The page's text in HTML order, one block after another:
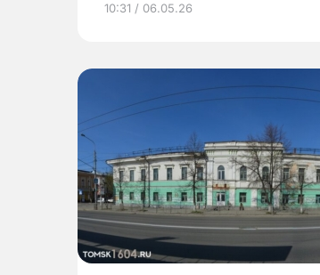
10:31 / 06.05.26